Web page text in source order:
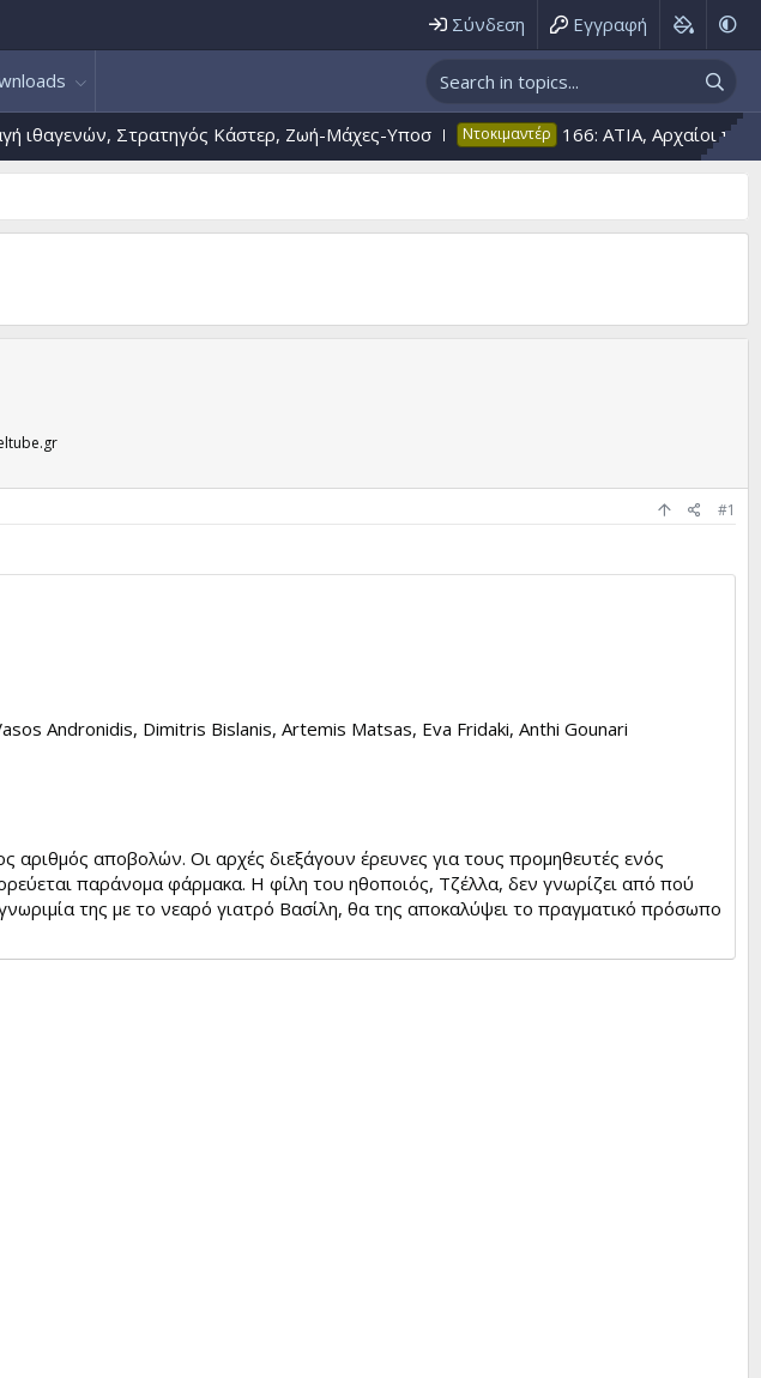
Σύνδεση Εγγραφή
Στρατηγός Κάστερ, Ζωή-Μάχες-Υποσ Ντοκιμαντέρ 166: ΑΤΙΑ, Αρχαίοι πίνακες,
#1
Andronidis, Dimitris Bislanis, Artemis Matsas, Eva Fridaki, Anthi Gounari
αριθμός αποβολών. Οι αρχές διεξάγουν έρευνες για τους προμηθευτές ενός
παράνομα φάρμακα. Η φίλη του ηθοποιός, Τζέλλα, δεν γνωρίζει από πού
της με το νεαρό γιατρό Βασίλη, θα της αποκαλύψει το πραγματικό πρόσωπο